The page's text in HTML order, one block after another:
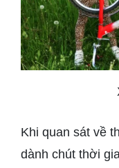
Khi quan sát về
dành chút thời